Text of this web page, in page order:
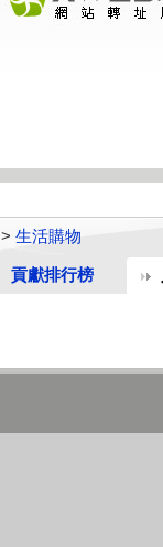
> 生活購物
貢獻排行榜